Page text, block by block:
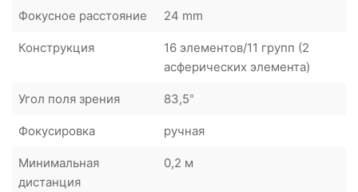
Фокусное расстояние 24 mm
Конструкция
16 элементов/11 групп (2
асферических элемента)
Угол поля зрения 83,5°
Фокусировка ручная
Минимальная
дистанция
0,2 м